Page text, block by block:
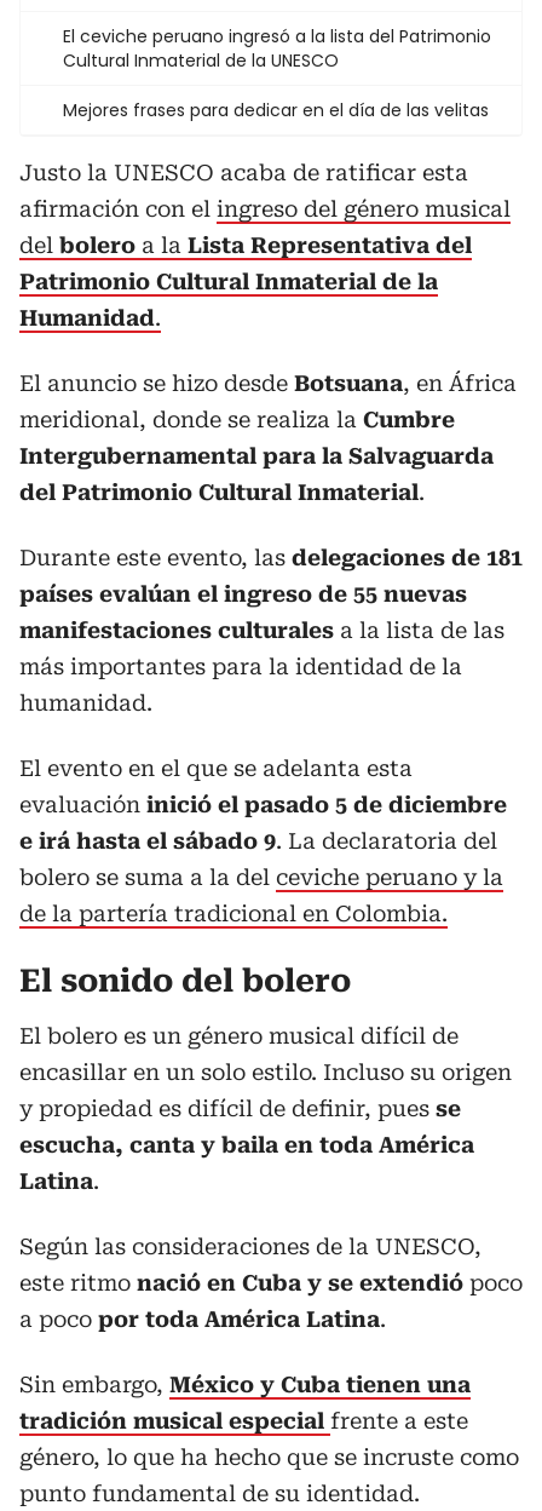
El ceviche peruano ingresó a la lista del Patrimonio
Cultural Inmaterial de la UNESCO
Mejores frases para dedicar en el día de las velitas
Justo la UNESCO acaba de ratificar esta
afirmación con el ingreso del género musical
del bolero a la Lista Representativa del
Patrimonio Cultural Inmaterial de la
Humanidad.
El anuncio se hizo desde Botsuana, en África
meridional, donde se realiza la Cumbre
Intergubernamental para la Salvaguarda
del Patrimonio Cultural Inmaterial.
Durante este evento, las delegaciones de 181
países evalúan el ingreso de 55 nuevas
manifestaciones culturales a la lista de las
más importantes para la identidad de la
humanidad.
El evento en el que se adelanta esta
evaluación inició el pasado 5 de diciembre
e irá hasta el sábado 9. La declaratoria del
bolero se suma a la del ceviche peruano y la
de la partería tradicional en Colombia.
El sonido del bolero
El bolero es un género musical difícil de
encasillar en un solo estilo. Incluso su origen
y propiedad es difícil de definir, pues se
escucha, canta y baila en toda América
Latina.
Según las consideraciones de la UNESCO,
este ritmo nació en Cuba y se extendió poco
a poco por toda América Latina.
Sin embargo, México y Cuba tienen una
tradición musical especial frente a este
género, lo que ha hecho que se incruste como
punto fundamental de su identidad.